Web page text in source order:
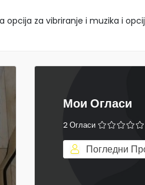
opcija za vibriranje i muzika i
Мои Огласи
2 Огласи
Погледни